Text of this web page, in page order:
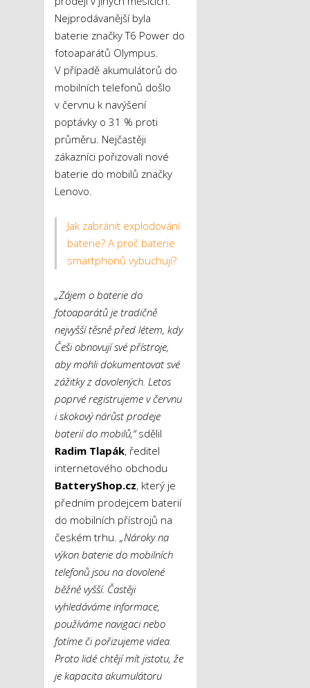
Nejprodávanější byla
baterie značky T6 Power do
fotoaparátů Olympus.
V případě akumulátorů do
mobilních telefonů došlo
v červnu k navýšení
poptávky o 31 % proti
průměru. Nejčastěji
zákazníci pořizovali nové
baterie do mobilů značky
Lenovo.
Jak zabránit explodování
baterie? A proč baterie
smartphonů vybuchují?
„Zájem o baterie do
fotoaparátů je tradičně
nejvyšší těsně před létem, kdy
Češi obnovují své přístroje,
aby mohli dokumentovat své
zážitky z dovolených. Letos
poprvé registrujeme v červnu
i skokový nárůst prodeje
baterií do mobilů,“sdělil
Radim Tlapák, ředitel
internetového obchodu
BatteryShop.cz, který je
předním prodejcem baterií
do mobilních přístrojů na
českém trhu. „Nároky na
výkon baterie do mobilních
telefonů jsou na dovolené
běžně vyšší. Častěji
vyhledáváme informace,
používáme navigaci nebo
fotíme či pořizujeme videa.
Proto lidé chtějí mít jistotu, že
je kapacita akumulátoru